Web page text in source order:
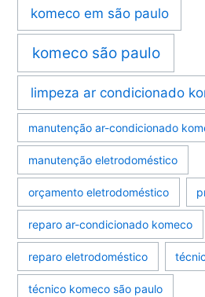
komeco em são paulo
komeco são paulo
limpeza ar condicionado
manutenção ar-condicionado
manutenção eletrodoméstico
orçamento eletrodoméstico
reparo ar-condicionado komeco
reparo eletrodoméstico
técnico komeco são paulo